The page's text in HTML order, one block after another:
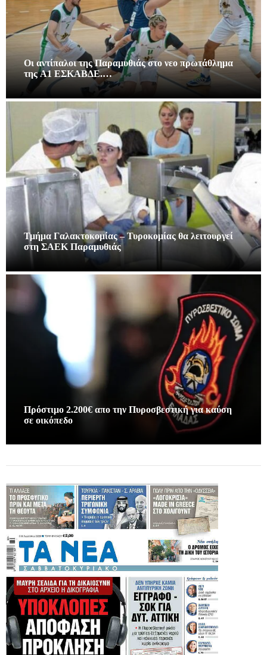
Οι αντίπαλοι της Παραμυθιάς στο νεο πρωτάθλημα
της A1 ΕΣΚΑΒΔΕ.…
Τμήμα Γαλακτοκομίας – Τυροκομίας θα λειτουργεί
στη ΣΑΕΚ Παραμυθιάς
Πρόστιμο 2.200€ απο την Πυροσβεστική για καύση
σε οικόπεδο